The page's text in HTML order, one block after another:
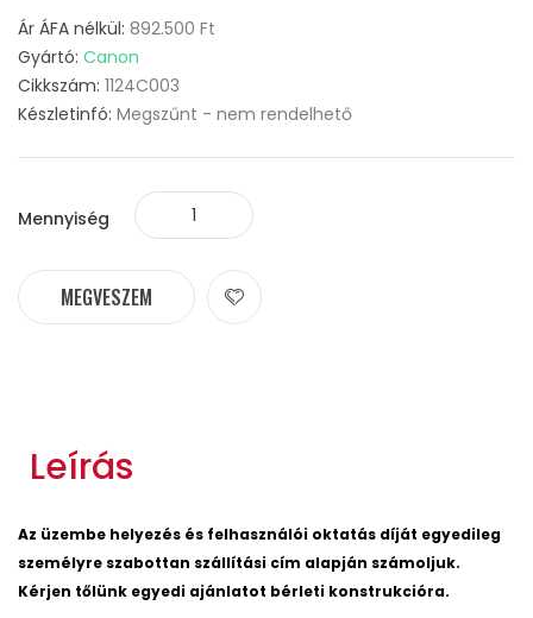
Ár ÁFA nélkül: 892.500 Ft
Gyártó: Canon
Cikkszám: 1124C003
Készletinfó: Megszűnt - nem rendelhető
Mennyiség
MEGVESZEM
Leírás
Az üzembe helyezés és felhasználói oktatás díját egyedileg
személyre szabottan szállítási cím alapján számoljuk.
Kérjen tőlünk egyedi ajánlatot bérleti konstrukcióra.